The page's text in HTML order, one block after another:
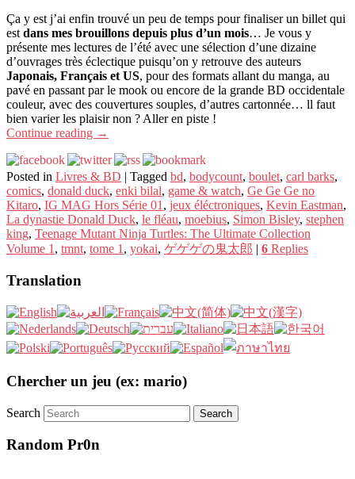
Ça y est j’ai enfin trouvé un peu de temps pour finaliser un billet qui
est dans mes brouillons depuis plus d’un mois… Je vous y
présente mes lectures de l’été avec une sélection d’une dizaine
d’ouvrages très éclectique puisqu’on y retrouve des auteurs
Japonais, Français et US, pour des formats allant du manga, au
pavé en passant par le mook ou encore de la grande BD occidentale
couleur, avec des couvertures souples, d’autres cartonnée… ll faut
bien varier les plaisir non ? Aller en piste !
Continue reading →
Posted in Livres & BD | Tagged bd, bodycount, boulet, carl barks,
comics, donald duck, enki bilal, game & watch, Ge Ge Ge no
Kitaro, IG MAG Hors Série 01 , jeux éléctroniques, Kevin Eastman,
La dynastie Donald Duck, le fléau, moebius, Simon Bisley, stephen
king, Teenage Mutant Ninja Turtles: The Ultimate Collection
Volume 1 , tmnt, tome 1 , yokai, ゲゲゲの鬼太郎 | 6 Replies
Translation
Chercher un jeu (ex: mario)
Search
Random Pr0n